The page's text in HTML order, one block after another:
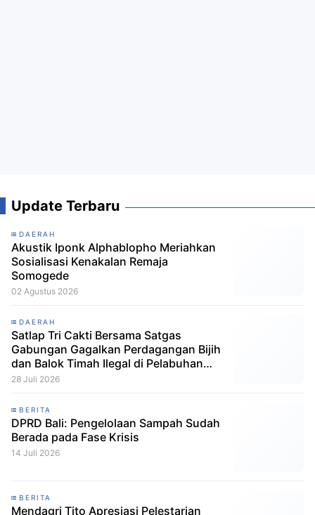
Update Terbaru
DAERAH
Akustik Iponk Alphablopho Meriahkan
Sosialisasi Kenakalan Remaja
Somogede
02 Agustus 2026
DAERAH
Satlap Tri Cakti Bersama Satgas
Gabungan Gagalkan Perdagangan Bijih
dan Balok Timah Ilegal di Pelabuhan
Pelindo Belitung
28 Juli 2026
BERITA
DPRD Bali: Pengelolaan Sampah Sudah
Berada pada Fase Krisis
14 Juli 2026
BERITA
Mendagri Tito Apresiasi Pelestarian